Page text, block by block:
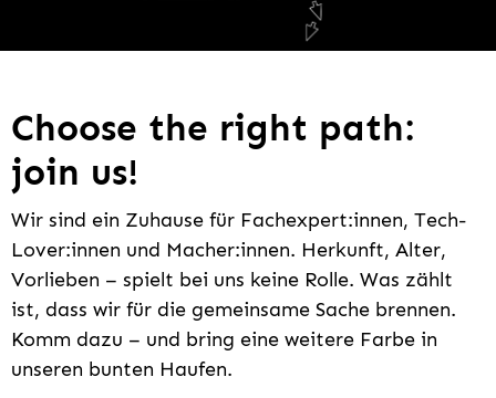
Choose the right path:
join us!
Wir sind ein Zuhause für Fachexpert:innen, Tech-
Lover:innen und Macher:innen. Herkunft, Alter,
Vorlieben – spielt bei uns keine Rolle. Was zählt
ist, dass wir für die gemeinsame Sache brennen.
Komm dazu – und bring eine weitere Farbe in
unseren bunten Haufen.